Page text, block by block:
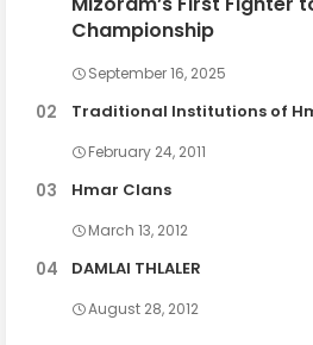
Championship
September 16, 2025
Traditional Institutions of
February 24, 2011
Hmar Clans
March 13, 2012
DAMLAI THLALER
August 28, 2012